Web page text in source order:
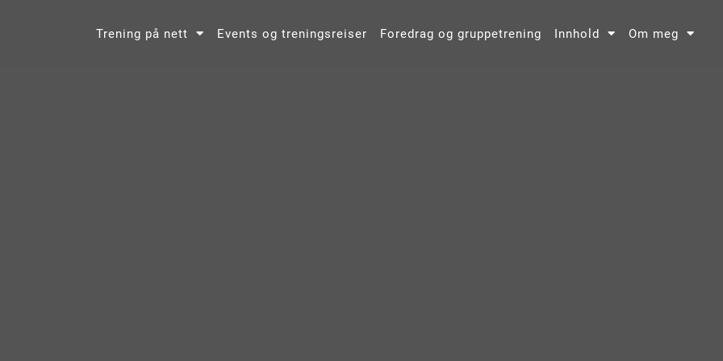
Trening på nett Events og treningsreiser Foredrag og gruppetrening Innhold Om meg